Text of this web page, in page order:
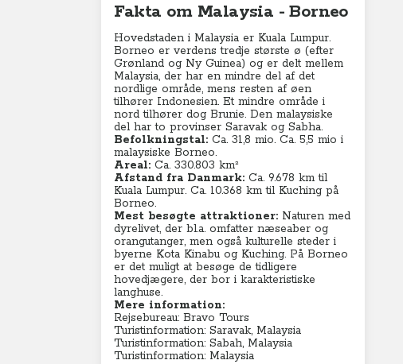
Fakta om Malaysia - Borneo
Hovedstaden i Malaysia er Kuala Lumpur.
Borneo er verdens tredje største ø (efter
Grønland og Ny Guinea) og er delt mellem
Malaysia, der har en mindre del af det
nordlige område, mens resten af øen
tilhører Indonesien. Et mindre område i
nord tilhører dog Brunie. Den malaysiske
del har to provinser Saravak og Sabha.
Befolkningstal: Ca. 31,8 mio. Ca. 5,5 mio i
malaysiske Borneo.
Areal: Ca. 330.803 km²
Afstand fra Danmark: Ca. 9.678 km til
Kuala Lumpur. Ca. 10.368 km til Kuching på
Borneo.
Mest besøgte attraktioner: Naturen med
dyrelivet, der bl.a. omfatter næseaber og
orangutanger, men også kulturelle steder i
byerne Kota Kinabu og Kuching. På Borneo
er det muligt at besøge de tidligere
hovedjægere, der bor i karakteristiske
langhuse.
Mere information:
Rejsebureau: Bravo Tours
Turistinformation: Saravak, Malaysia
Turistinformation: Sabah, Malaysia
Turistinformation: Malaysia